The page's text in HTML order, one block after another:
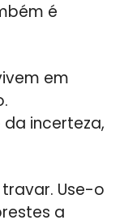
é
em
incerteza,
Use-o
a